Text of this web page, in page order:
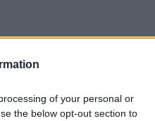
of your personal or
the below opt-out section to